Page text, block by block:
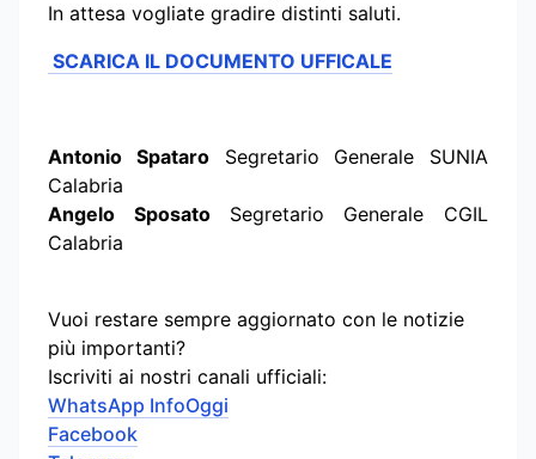
In attesa vogliate gradire distinti saluti.
SCARICA IL DOCUMENTO UFFICALE
Antonio SpataroSegretario Generale SUNIA
Calabria
Angelo Sposato Segretario Generale CGIL
Calabria
Vuoi restare sempre aggiornato con le notizie
più importanti?
Iscriviti ai nostri canali ufficiali:
WhatsApp InfoOggi
Facebook